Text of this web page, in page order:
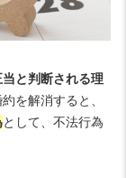
と判断される理
を解消すると、
として、不法行為